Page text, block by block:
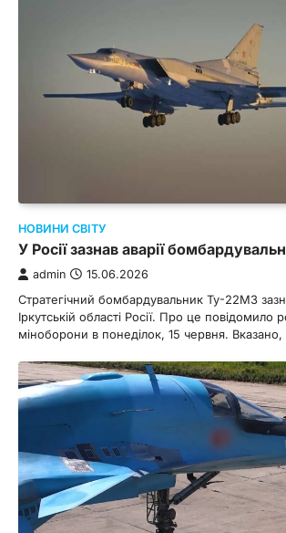
НОВИНИ СВІТУ
У Росії зазнав аварії
admin 15.06.2026
Стратегічний бомбардувальник Ту-22М3
Іркутській області Росії. Про це повідомило
міноборони в понеділок, 15 червня.